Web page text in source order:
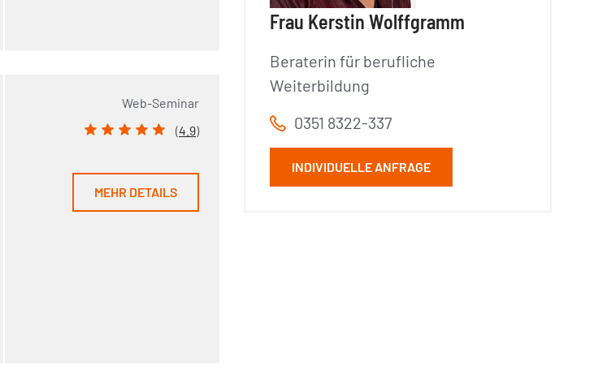
Web-Seminar
(4.9)
MEHR DETAILS
Frau Kerstin Wolffgramm
Beraterin für berufliche
Weiterbildung
0351 8322-337
INDIVIDUELLE ANFRAGE